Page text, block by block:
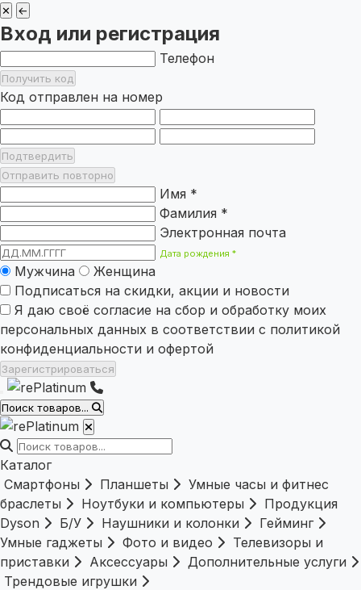
✕ ←
Вход или регистрация
Телефон
Получить код
Код отправлен на номер
Подтвердить
Отправить повторно
Имя *
Фамилия *
Электронная почта
Дата рождения *
Мужчина
Женщина
Подписаться на скидки, акции и новости
Я даю своё согласие на сбор и обработку моих
персональных данных в соответствии с политикой
конфиденциальности и офертой
Зарегистрироваться
Поиск товаров...
Каталог
Смартфоны
Планшеты
Умные часы и фитнес
браслеты
Ноутбуки и компьютеры
Продукция
Dyson
Б/У Наушники и колонки
Гейминг
Умные гаджеты
Фото и видео
Телевизоры и
приставки
Аксессуары
Дополнительные услуги
Трендовые игрушки